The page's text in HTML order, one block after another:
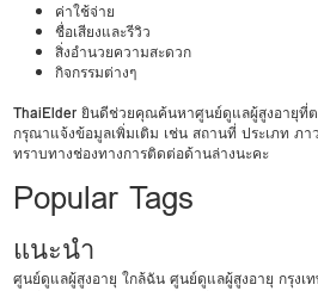
ค่าใช้จ่าย
ชื่อเสียงและรีวิว
สิ่งอำนวยความสะดวก
กิจกรรมต่างๆ
ThaiElder ยินดีช่วยคุณค้นหาศูนย์ดูแลผู้สูงอายุที่
กรุณาแจ้งข้อมูลเพิ่มเติม เช่น สถานที่ ประเภท ภ
ทราบทางช่องทางการติดต่อด้านล่างนะคะ
Popular Tags
แนะนำ
ศูนย์ดูแลผู้สูงอายุ ใกล้ฉัน ศูนย์ดูแลผู้สูงอายุ กรุงเ